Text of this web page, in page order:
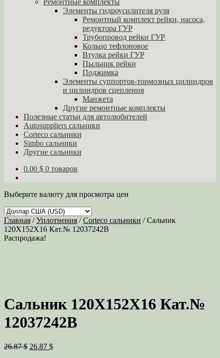
Ремонтные комплекты
Элементы гидроусилителя руля
Ремонтный комплект рейки, насоса,
редуктора ГУР
Трубопровод рейки ГУР
Кольцо тефлоновое
Втулка рейки ГУР
Пыльник рейки
Поджимка
Элементы суппортов-тормозных цилиндров
и цилиндров сцепления
Манжета
Другие ремонтные комплекты
Полезные статьи для автолюбителей
Autosuppliers сальники
Corteco сальники
Simbo сальники
Другие сальники
0.00 $ 0 товаров
Выберите валюту для просмотра цен
Главная /Уплотнения /Corteco сальники /Сальник
120X152X16 Кат.№ 12037242B
Распродажа!
Сальник 120X152X16 Кат.№
12037242B
26.87 $ Первоначальная
26.87 $Текущая